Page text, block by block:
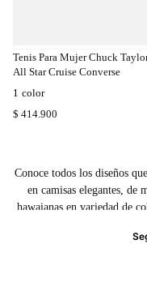
Tenis Para Mujer Chuck
All Star Cruise Converse
1 color
$ 414.900
Conoce todos los diseños
en camisas elegantes, de
hawaianas en variedad de
Marca la diferencia y lleva
donde